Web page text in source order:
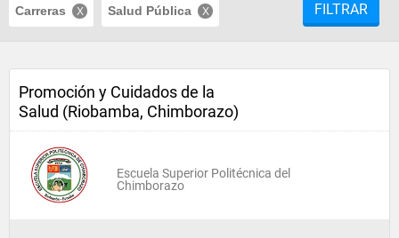
Carreras Salud Pública FILTRAR
Promoción y Cuidados de la
Salud (Riobamba, Chimborazo)
Escuela Superior Politécnica del
Chimborazo